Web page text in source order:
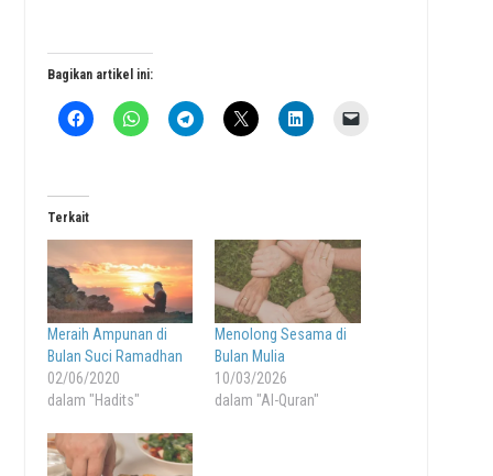
Bagikan artikel ini:
Terkait
Meraih Ampunan di
Bulan Suci Ramadhan
02/06/2020
dalam "Hadits"
Menolong Sesama di
Bulan Mulia
10/03/2026
dalam "Al-Quran"